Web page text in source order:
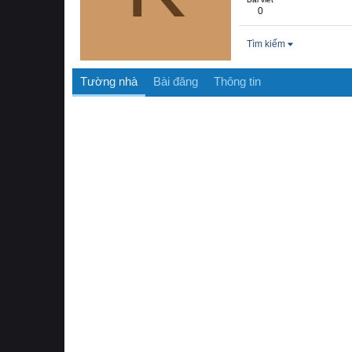
0
Tìm kiếm
Tường nhà Bài đăng Thông tin